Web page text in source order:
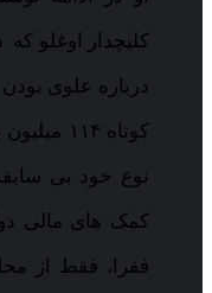
کلیچدار اوغلو
درباره علوی
کوتاه
نوع خود بی
کمک های مالی
فقرا، فقط از